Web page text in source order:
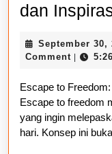
dan
September 30,
Comment
Escape to
Escape to freedom
yang ingin
hari. Konsep ini